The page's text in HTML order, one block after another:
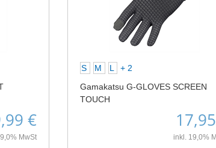
€
MwSt
S M L
+ 2
Gamakatsu G-GLOVES SCREEN
TOUCH
inkl. 19,0%